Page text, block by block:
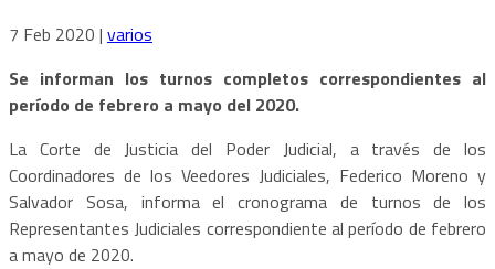
7 Feb 2020 | varios
Se informan los turnos completos correspondientes al
período de febrero a mayo del 2020.
La Corte de Justicia del Poder Judicial, a través de los
Coordinadores de los Veedores Judiciales, Federico Moreno y
Salvador Sosa, informa el cronograma de turnos de los
Representantes Judiciales correspondiente al período de febrero
a mayo de 2020.